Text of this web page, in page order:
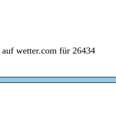
wetter.com für 26434